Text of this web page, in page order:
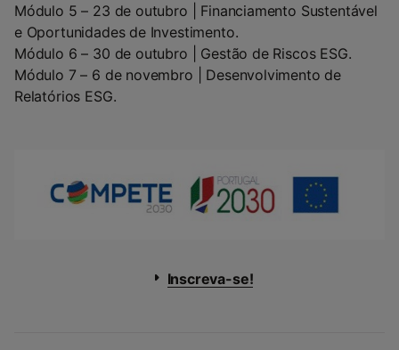
Módulo 5 – 23 de outubro | Financiamento Sustentável
e Oportunidades de Investimento.
Módulo 6 – 30 de outubro | Gestão de Riscos ESG.
Módulo 7 – 6 de novembro | Desenvolvimento de
Relatórios ESG.
Inscreva-se!